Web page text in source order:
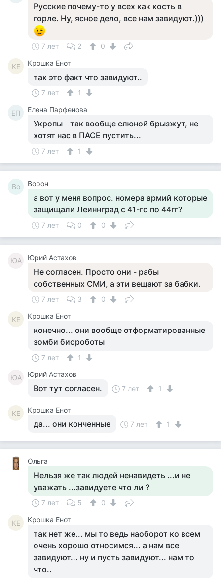
Русские почему-то у всех как кость в
горле. Ну, ясное дело, все нам завидуют.)))
7 лет 2 0
КЕ Крошка Енот
так это факт что завидуют..
7 лет 1
ЕП Елена Парфенова
Укропы - так вообще слюной брызжут, не
хотят нас в ПАСЕ пустить...
7 лет 1
Во Ворон
а вот у меня вопрос. номера армий которые
защищали Леиннград с 41-го по 44гг?
7 лет 0 0
ЮА Юрий Астахов
Не согласен. Просто они - рабы
собственных СМИ, а эти вещают за бабки.
7 лет 3 0
КЕ Крошка Енот
конечно... они вообще отформатированные
зомби биороботы
7 лет 1
ЮА Юрий Астахов
Вот тут согласен. 7 лет 1
КЕ Крошка Енот
да... они конченные 7 лет 1
Ольга
Нельзя же так людей ненавидеть ...и не
уважать ...завидуете что ли ?
7 лет 5 0
КЕ Крошка Енот
так нет же... мы то ведь наоборот ко всем
очень хорошо относимся... а нам все
завидуют... ну и пусть завидуют... нам то
что..